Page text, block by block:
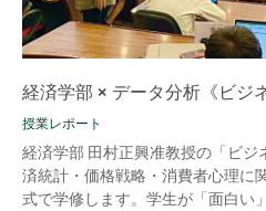
経済学部 × データ分析《ビジ
授業レポート
経済学部 田村正興准教授の「ビジ
済統計・価格戦略・消費者心理に
式で学修します。学生が「面白い